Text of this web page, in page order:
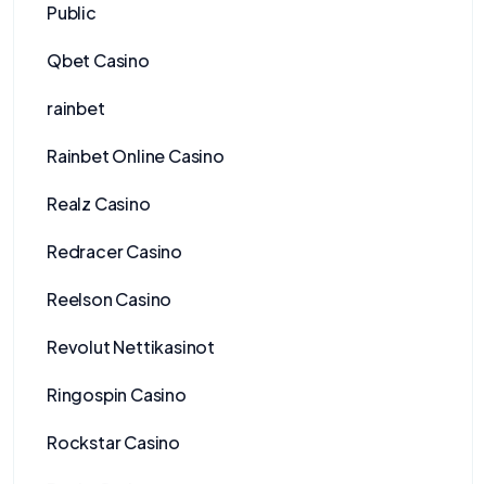
Public
Qbet Casino
rainbet
Rainbet Online Casino
Realz Casino
Redracer Casino
Reelson Casino
Revolut Nettikasinot
Ringospin Casino
Rockstar Casino